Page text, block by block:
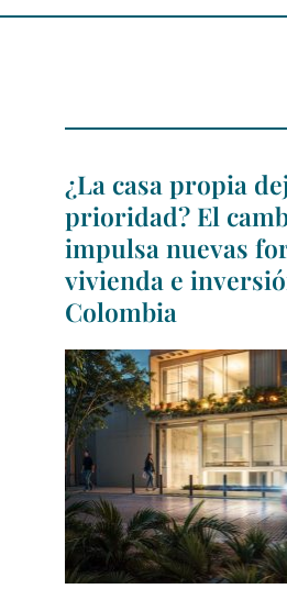
¿La casa propia
prioridad? El
impulsa nuevas
vivienda e
Colombia